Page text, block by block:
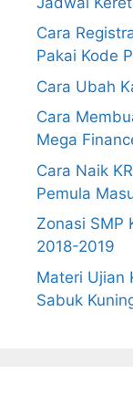
Cara
Pakai Kode
Cara Ubah
Cara
Mega
Cara Naik
Pemula
Zonasi SMP
2018-2019
Materi Ujian
Sabuk